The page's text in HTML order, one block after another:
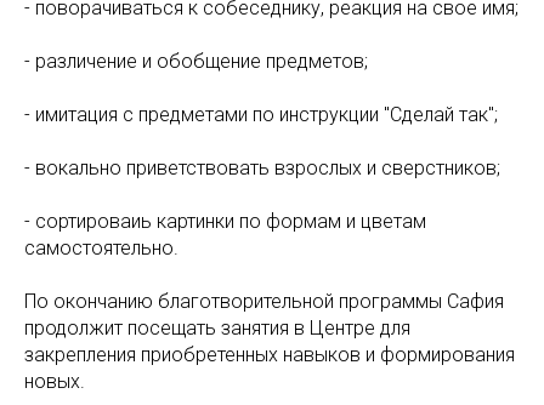
- поворачиваться к собеседнику, реакция на свое имя;
- различение и обобщение предметов;
- имитация с предметами по инструкции "Сделай так";
- вокально приветствовать взрослых и сверстников;
- сортироваиь картинки по формам и цветам
самостоятельно.
По окончанию благотворительной программы Сафия
продолжит посещать занятия в Центре для
закрепления приобретенных навыков и формирования
новых.